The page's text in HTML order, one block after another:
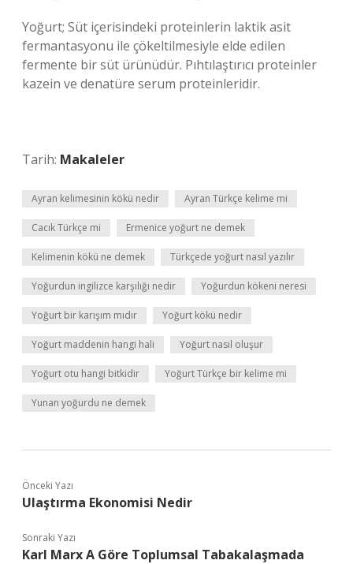
Yoğurt; Süt içerisindeki proteinlerin laktik asit
fermantasyonu ile çökeltilmesiyle elde edilen
fermente bir süt ürünüdür. Pıhtılaştırıcı proteinler
kazein ve denatüre serum proteinleridir.
Tarih: Makaleler
Ayran kelimesinin kökü nedir Ayran Türkçe kelime mi
Cacık Türkçe mi Ermenice yoğurt ne demek
Kelimenin kökü ne demek Türkçede yoğurt nasıl yazılır
Yoğurdun ingilizce karşılığı nedir Yoğurdun kökeni neresi
Yoğurt bir karışım mıdır Yoğurt kökü nedir
Yoğurt maddenin hangi hali Yoğurt nasıl oluşur
Yoğurt otu hangi bitkidir Yoğurt Türkçe bir kelime mi
Yunan yoğurdu ne demek
Önceki Yazı
Ulaştırma Ekonomisi Nedir
Sonraki Yazı
Karl Marx A Göre Toplumsal Tabakalaşmada